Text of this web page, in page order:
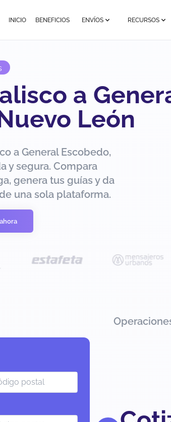
INICIO BENEFICIOS ENVÍOS RECURSOS
a
León
a General Escobedo,
y segura. Compara
genera tus guías y da
una sola plataforma.